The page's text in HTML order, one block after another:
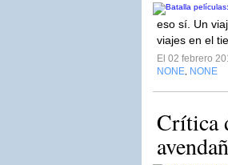
eso sí. Un
viajes en el
El 02 febrero
NONE NONE
Crítica